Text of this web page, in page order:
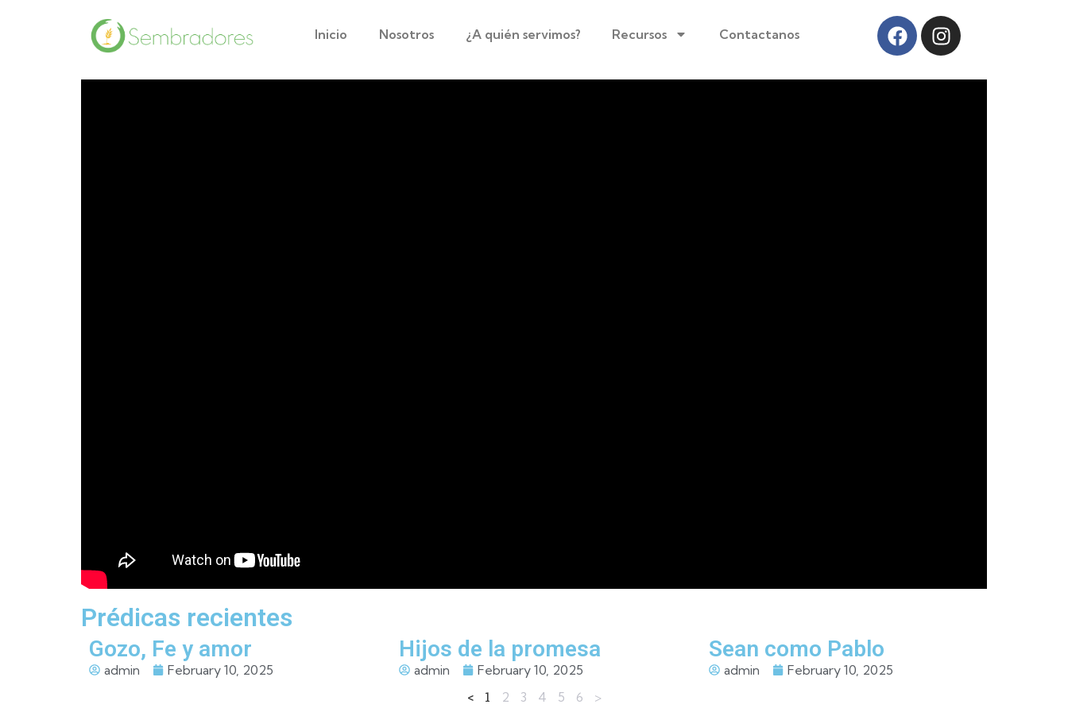
Inicio Nosotros ¿A quién servimos? Recursos Contactanos
Prédicas recientes
Gozo, Fe y amor
admin February 10, 2025
Hijos de la promesa
admin February 10, 2025
Sean como Pablo
admin February 10, 2025
< 1 2 3 4 5 6 >